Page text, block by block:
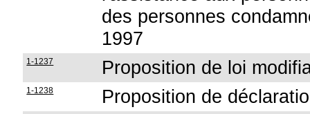
des personnes
1997
1-1237 Proposition de loi
1-1238 Proposition de